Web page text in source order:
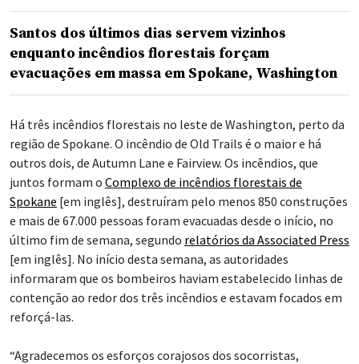
Santos dos últimos dias servem vizinhos
enquanto incêndios florestais forçam
evacuações em massa em Spokane, Washington
Há três incêndios florestais no leste de Washington, perto da
região de Spokane. O incêndio de Old Trails é o maior e há
outros dois, de Autumn Lane e Fairview. Os incêndios, que
juntos formam o Complexo de incêndios florestais de
Spokane [em inglês], destruíram pelo menos 850 construções
e mais de 67.000 pessoas foram evacuadas desde o início, no
último fim de semana, segundo relatórios da Associated Press
[em inglês]. No início desta semana, as autoridades
informaram que os bombeiros haviam estabelecido linhas de
contenção ao redor dos três incêndios e estavam focados em
reforçá-las.
“Agradecemos os esforços corajosos dos socorristas,